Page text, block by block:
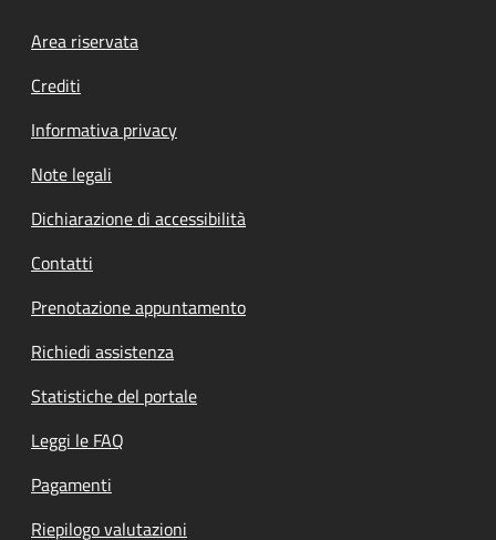
Footer menu
Area riservata
Crediti
Informativa privacy
Note legali
Dichiarazione di accessibilità
Contatti
Prenotazione appuntamento
Richiedi assistenza
Statistiche del portale
Leggi le FAQ
Pagamenti
Riepilogo valutazioni